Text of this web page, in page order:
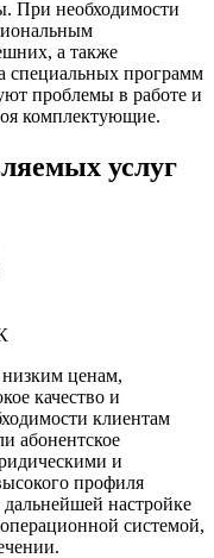
При необходимости
а также
специальных программ
проблемы в работе и
комплектующие.
услуг
ценам,
качество и
клиентам
абонентское
и
профиля
настройке
системой,